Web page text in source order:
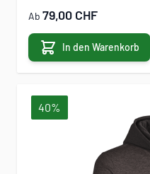
Ab 79,00 CHF
In den Warenkorb
40%